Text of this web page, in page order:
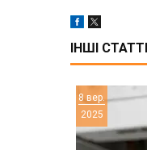
ІНШІ СТАТТІ
8 вер.
2025